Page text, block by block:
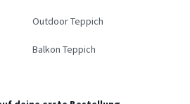
Outdoor Teppich
Balkon Teppich